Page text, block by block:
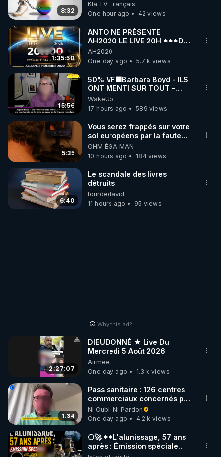
8:32
Kla.TV Français
One hour ago
42 views
1:35:50
ANTOINE PRÉSENTE
AH2020 LE LIVE 20H ***DU
06/08/2026***
AH2020
One day ago
5.7 k views
15:56
50% VF🟩Barbara Boyd - ILS
ONT MENTI SUR TOUT -
Jocelyne Traduction
WakeUp
17 hours ago
589 views
5:35
Vous serez frappés sur votre
sol européens par la faute
des dirigeants qui s'en
mettent dans le nez
OHM ÉGA MAN
10 hours ago
184 views
6:40
Le scandale des livres
détruits
tourdedavid
11 hours ago
95 views
Why this ad?
2:27:07
DIEUDONNÉ ★ Live Du
Mercredi 5 Août 2026
Airmeet
One day ago
1.3 k views
1:34
Pass sanitaire : 126 centres
commerciaux concernés par
l'obligation dans toute la
France
Ni Oubli Ni Pardon
One day ago
4.2 k views
🌕🚀 **L'alunissage, 57 ans
après : Émission spéciale
avec John Doe !** 👨 🚀✨